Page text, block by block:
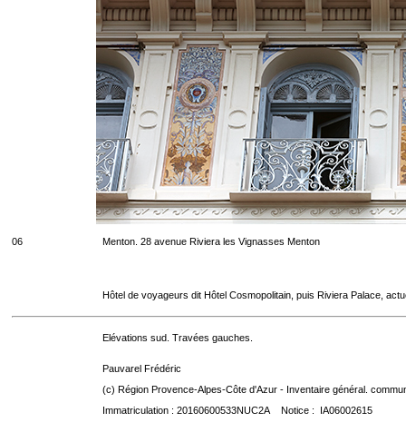
06 Menton. 28 avenue Riviera les Vignasses Menton
Hôtel de voyageurs dit Hôtel Cosmopolitain, puis Riviera Palace,
Elévations sud. Travées gauches.
Pauvarel Frédéric
(c) Région Provence-Alpes-Côte d'Azur - Inventaire général.
Immatriculation : 20160600533NUC2A Notice : IA06002615